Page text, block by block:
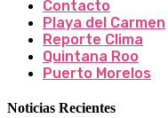
Contacto
Playa del Carmen
Reporte Clima
Quintana Roo
Puerto Morelos
Noticias Recientes